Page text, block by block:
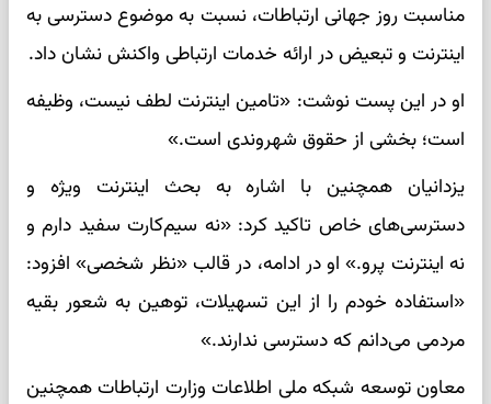
مناسبت روز جهانی ارتباطات، نسبت به موضوع دسترسی به
اینترنت و تبعیض در ارائه خدمات ارتباطی واکنش نشان داد.
او در این پست نوشت: «تامین اینترنت لطف نیست، وظیفه
است؛ بخشی از حقوق شهروندی است.»
یزدانیان همچنین با اشاره به بحث اینترنت ویژه و
دسترسی‌های خاص تاکید کرد: «نه سیم‌کارت سفید دارم و
نه اینترنت پرو.» او در ادامه، در قالب «نظر شخصی» افزود:
«استفاده خودم را از این تسهیلات، توهین به شعور بقیه
مردمی می‌دانم که دسترسی ندارند.»
معاون توسعه شبکه ملی اطلاعات وزارت ارتباطات همچنین